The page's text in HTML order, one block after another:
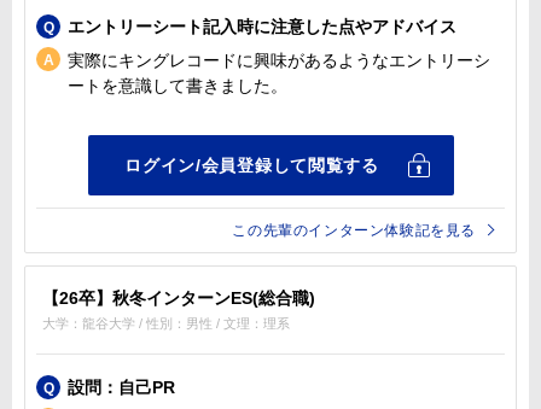
エントリーシート記入時に注意した点やアドバイス
実際にキングレコードに興味があるようなエントリーシ
ートを意識して書きました。
この先輩のインターン体験記を見る
【26卒】秋冬インターンES(総合職)
大学：龍谷大学 / 性別：男性 / 文理：理系
設問：自己PR